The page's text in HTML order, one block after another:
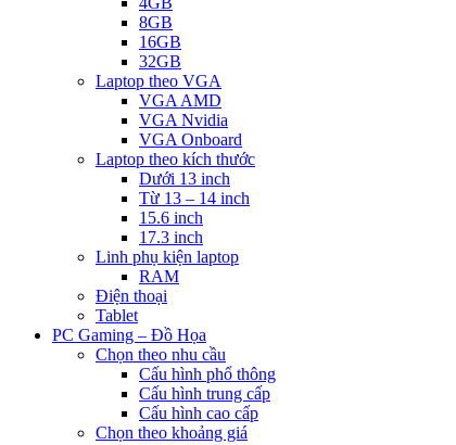
8GB
16GB
32GB
Laptop theo VGA
VGA AMD
VGA Nvidia
VGA Onboard
Laptop theo kích thước
Dưới 13 inch
Từ 13 – 14 inch
15.6 inch
17.3 inch
Linh phụ kiện laptop
RAM
Điện thoại
Tablet
PC Gaming – Đồ Họa
Chọn theo nhu cầu
Cấu hình phổ thông
Cấu hình trung cấp
Cấu hình cao cấp
Chọn theo khoảng giá